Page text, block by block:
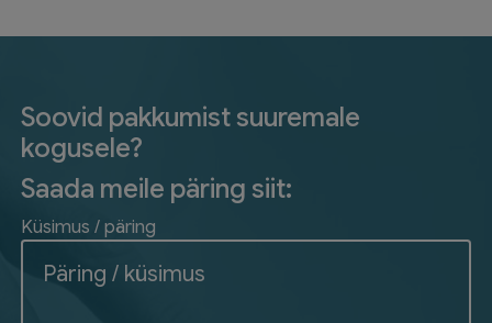
Soovid pakkumist suuremale
kogusele?
Saada meile päring siit:
Küsimus / päring